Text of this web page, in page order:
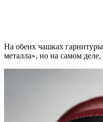
На обеих чашках
металла», но на самом